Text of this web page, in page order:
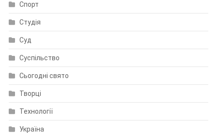
Спорт
Студія
Суд
Суспільство
Сьогодні свято
Творці
Технології
Україна